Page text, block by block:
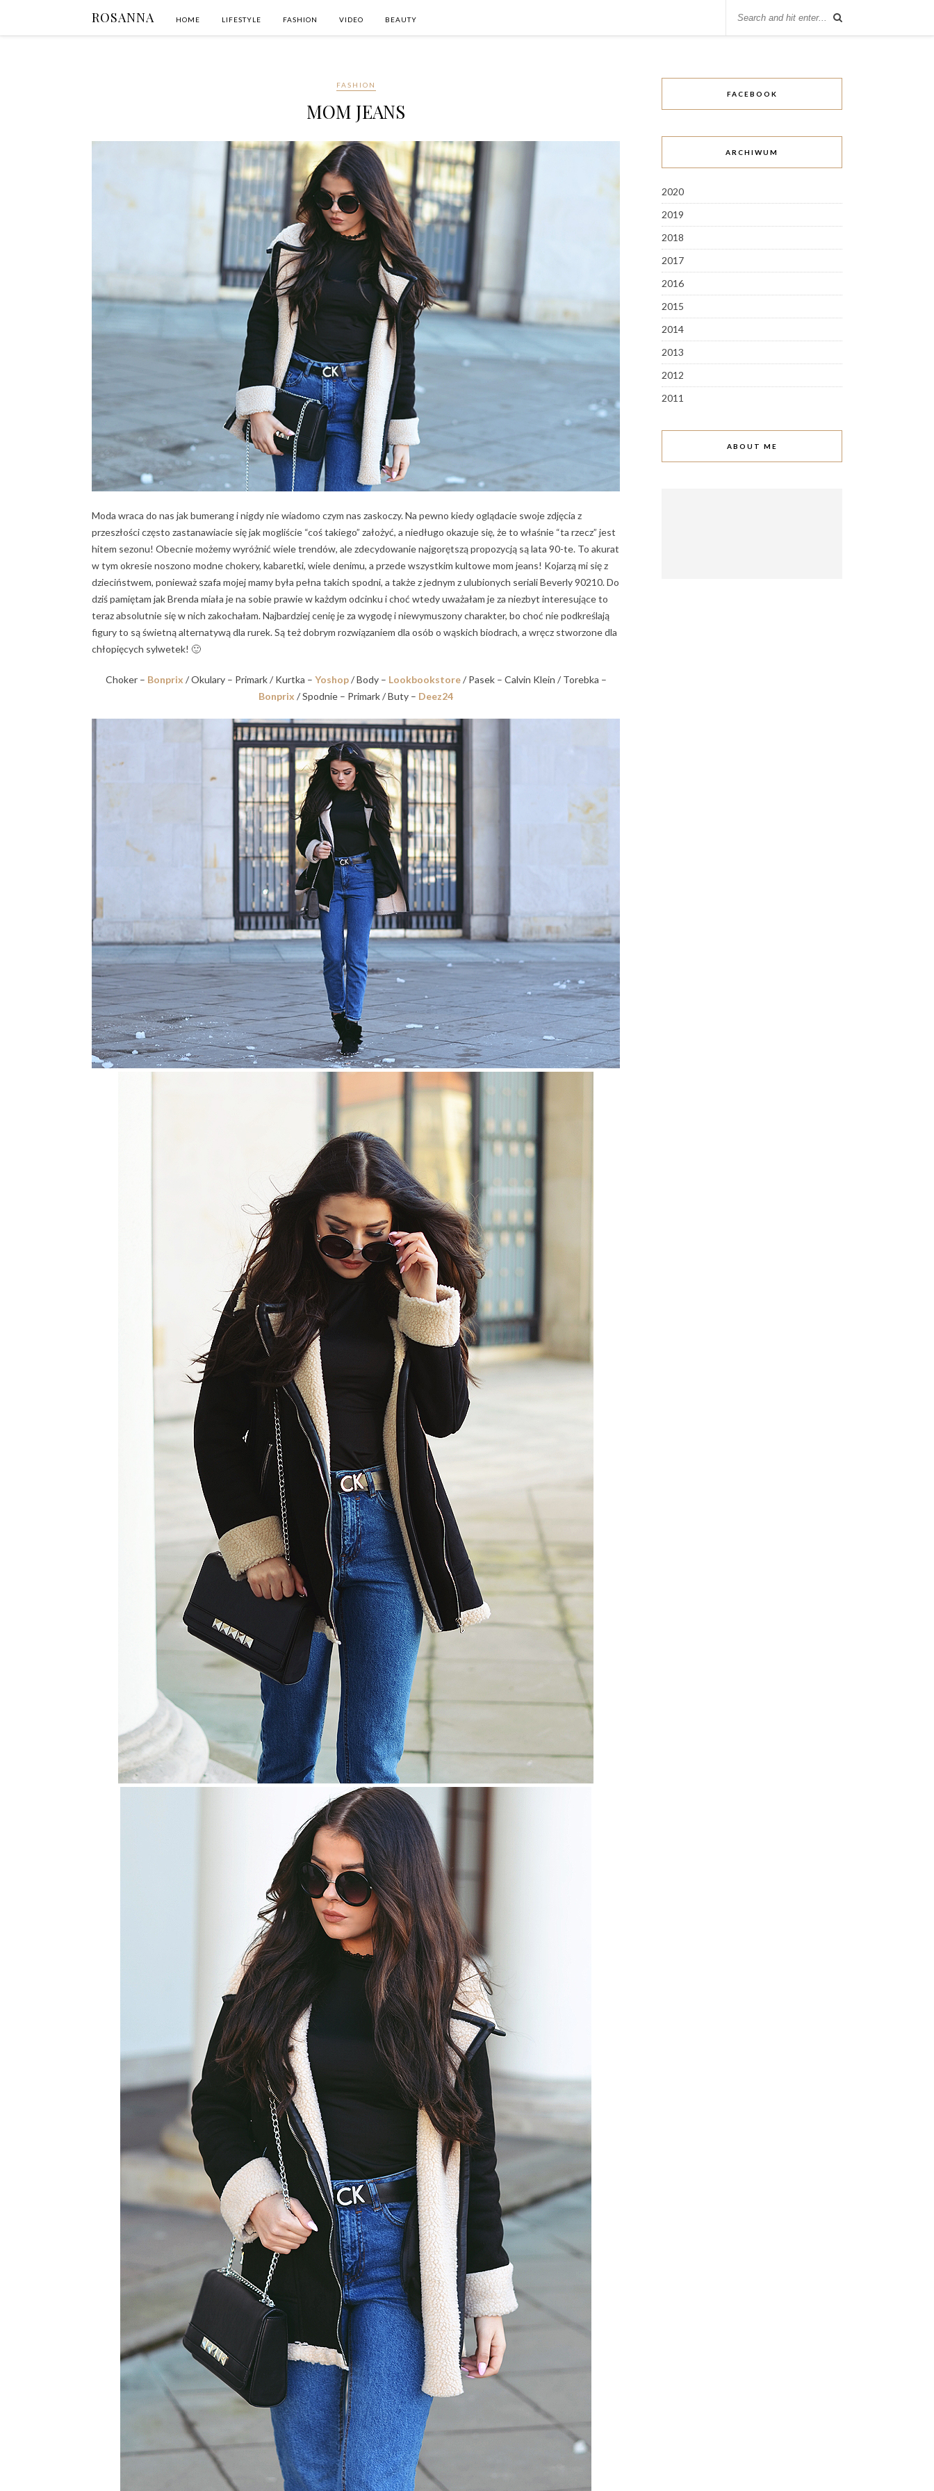
ROSANNA HOME LIFESTYLE FASHION VIDEO BEAUTY
FASHION
MOM JEANS
Moda wraca do nas jak bumerang i nigdy nie wiadomo czym nas zaskoczy. Na pewno kiedy oglądacie swoje zdjęcia z
przeszłości często zastanawiacie się jak mogliście “coś takiego” założyć, a niedługo okazuje się, że to właśnie “ta rzecz” jest
hitem sezonu! Obecnie możemy wyróżnić wiele trendów, ale zdecydowanie najgorętszą propozycją są lata 90-te. To akurat
w tym okresie noszono modne chokery, kabaretki, wiele denimu, a przede wszystkim kultowe mom jeans! Kojarzą mi się z
dzieciństwem, ponieważ szafa mojej mamy była pełna takich spodni, a także z jednym z ulubionych seriali Beverly 90210. Do
dziś pamiętam jak Brenda miała je na sobie prawie w każdym odcinku i choć wtedy uważałam je za niezbyt interesujące to
teraz absolutnie się w nich zakochałam. Najbardziej cenię je za wygodę i niewymuszony charakter, bo choć nie podkreślają
figury to są świetną alternatywą dla rurek. Są też dobrym rozwiązaniem dla osób o wąskich biodrach, a wręcz stworzone dla
chłopięcych sylwetek! 🙂
Choker – Bonprix / Okulary – Primark / Kurtka – Yoshop/ Body – Lookbookstore/ Pasek – Calvin Klein / Torebka –
Bonprix / Spodnie – Primark / Buty – Deez24
FACEBOOK
ARCHIWUM
2020
2019
2018
2017
2016
2015
2014
2013
2012
2011
ABOUT ME